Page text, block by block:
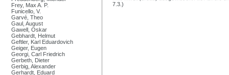
Frey, Max A. P.
Funicello, V.
Garvé, Theo
Gaul, August
Gawell, Oskar
Gebhardt, Helmut
Geftler, Karl Eduardovich
Geiger, Eugen
Georgi, Carl Friedrich
Gerbeth, Dieter
Gerbig, Alexander
Gerhardt, Eduard
7.3.)